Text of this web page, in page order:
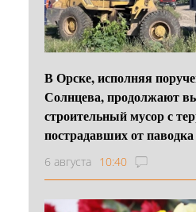
В Орске, исполняя
Солнцева, продолжают
строительный мусор с
пострадавших от паводка
6 августа 10:40